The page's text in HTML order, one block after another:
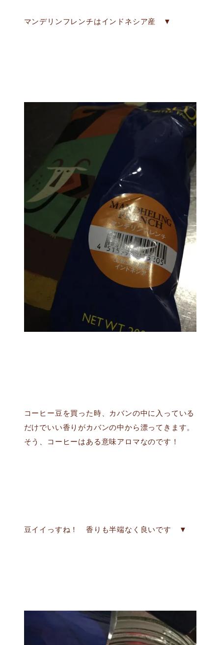
マンデリンフレンチはインドネシア産 ▼
コーヒー豆を買った時、カバンの中に入っている
だけでいい香りがカバンの中から漂ってきます。
そう、コーヒーはある意味アロマなのです！
豆イイっすね！ 香りも半端なく良いです ▼